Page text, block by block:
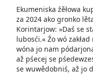
Ekumeniska źěłowa
za 2024 ako gronko
Korintarjow: »Daś se
lubosći.« Źo wó
wóna jo nam
až pśecej se
se wuwědobniś, až jo